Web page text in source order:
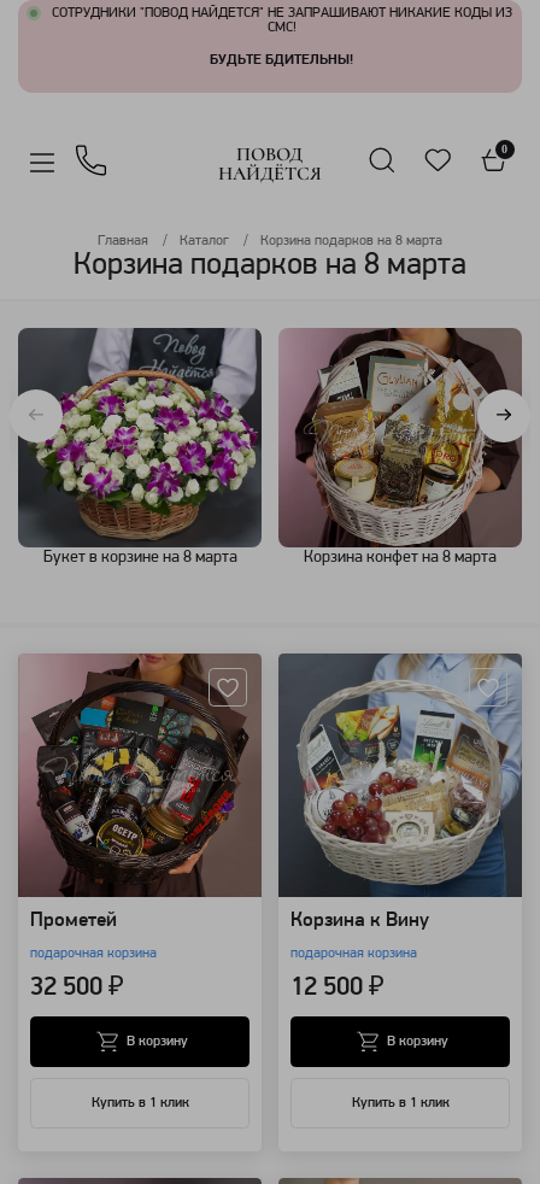
СОТРУДНИКИ "ПОВОД НАЙДЕТСЯ" НЕ ЗАПРАШИВАЮТ НИКАКИЕ КОДЫ ИЗ
СМС!
БУДЬТЕ БДИТЕЛЬНЫ!
ПОВОД
НАЙДЁТСЯ
0
Главная Каталог Корзина подарков на 8 марта
Корзина подарков на 8 марта
Букет в корзине на 8 марта Корзина конфет на 8 марта
Прометей
подарочная корзина
32 500 ₽
Купить в 1 клик
В корзину
Корзина к Вину
подарочная корзина
12 500 ₽
Купить в 1 клик
В корзину